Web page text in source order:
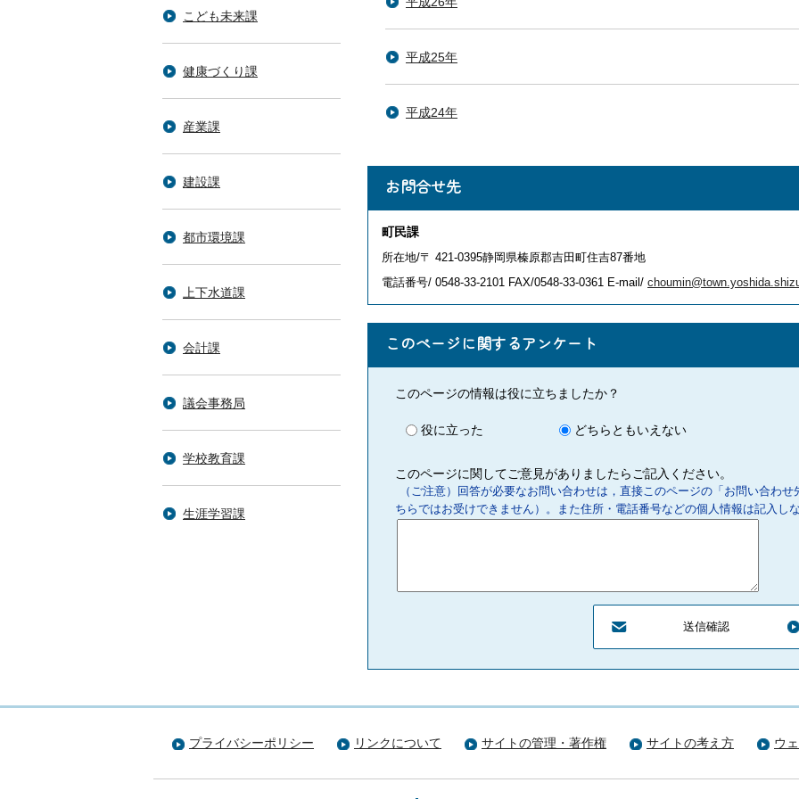
こども未来課
健康づくり課
産業課
建設課
都市環境課
上下水道課
会計課
議会事務局
学校教育課
生涯学習課
平成25年
平成24年
お問合せ先
町民課
所在地/〒 421-0395静岡県榛原郡吉田町住吉87番地
電話番号/ 0548-33-2101 FAX/0548-33-0361 E-mail/
このページに関するアンケート
このページの情報は役に立ちましたか？
役に立った どちらともいえない
このページに関してご意見がありましたらご記入ください。
（ご注意）回答が必要なお問い合わせは，直接このページの「お問い合わ
ちらではお受けできません）。また住所・電話番号などの個人情報は記入し
プライバシーポリシー リンクについて サイトの管理・著作権 サイトの考え方 ウ